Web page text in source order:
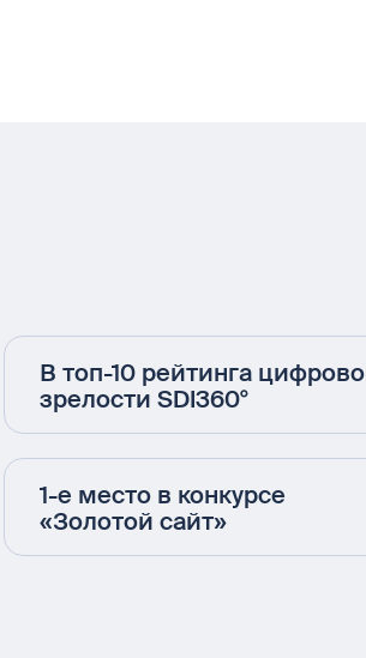
В топ-10 рейтинга
зрелости SDI360°
1-е место в конкурсе
«Золотой сайт»